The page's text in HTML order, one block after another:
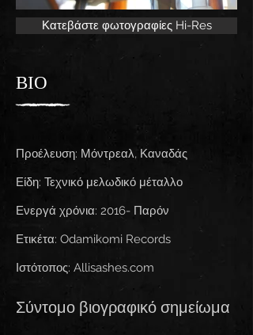
Κατεβάστε φωτογραφίες Hi-Res
ΒΙΟ
Προέλευση: Μόντρεαλ, Καναδάς
Είδη: Τεχνικό μελωδικό μέταλλο
Ενεργά χρόνια: 2016- Παρόν
Ετικέτα: Odamikomi Records
Ιστότοπος: Allisashes.com
Σύντομο βιογραφικό σημείωμα